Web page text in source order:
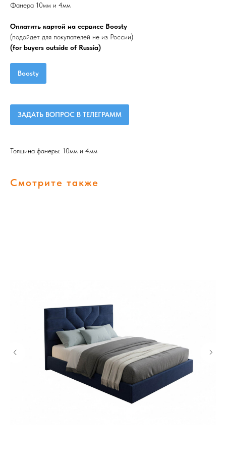
Фанера 10мм и 4мм
Оплатить картой на сервисе Boosty
(подойдет для покупателей не из России)
(for buyers outside of Russia)
Boosty
ЗАДАТЬ ВОПРОС В ТЕЛЕГРАММ
Толщина фанеры: 10мм и 4мм
Смотрите также